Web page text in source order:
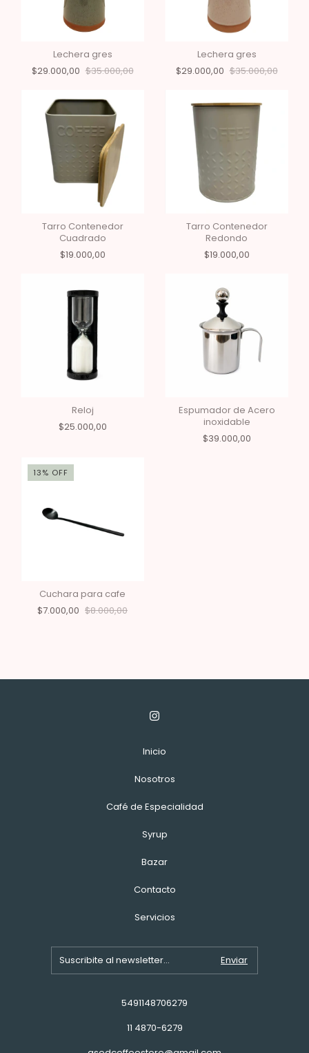
Lechera gres
$29.000,00 $35.000,00
Lechera gres
$29.000,00 $35.000,00
Tarro Contenedor
Cuadrado
$19.000,00
Tarro Contenedor
Redondo
$19.000,00
Reloj
$25.000,00
Espumador de Acero
inoxidable
$39.000,00
13% OFF
Cuchara para cafe
$7.000,00 $8.000,00
Inicio
Nosotros
Café de Especialidad
Syrup
Bazar
Contacto
Servicios
5491148706279
11 4870-6279